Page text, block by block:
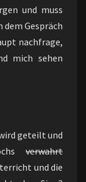
und muss
dem Gespräch
nachfrage,
mich sehen
geteilt und
verwahrt
und die